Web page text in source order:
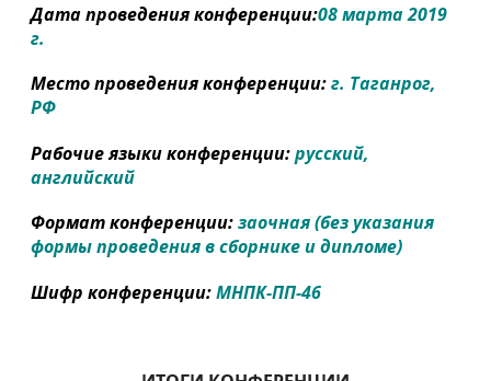
Дата проведения конференции:08 марта 2019
г.
Место проведения конференции:г. Таганрог,
РФ
Рабочие языки конференции:русский,
английский
Формат конференции:заочная (без указания
формы проведения в сборнике и дипломе)
Шифр конференции:МНПК-ПП-46